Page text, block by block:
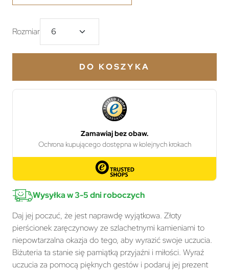
Rozmiar
DO KOSZYKA
Wysyłka w 3-5 dni roboczych
Daj jej poczuć, że jest naprawdę wyjątkowa. Złoty
pierścionek zaręczynowy ze szlachetnymi kamieniami to
niepowtarzalna okazja do tego, aby wyrazić swoje uczucia.
Biżuteria ta stanie się pamiątką przyjaźni i miłości. Wyraź
uczucia za pomocą pięknych gestów i podaruj jej prezent